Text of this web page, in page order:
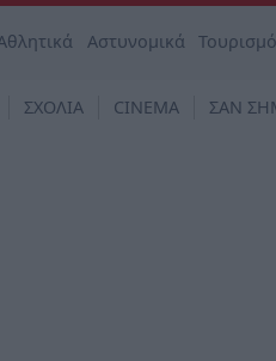
Αστυνομικά
ΣΧΟΛΙΑ CINEMA ΣΑΝ